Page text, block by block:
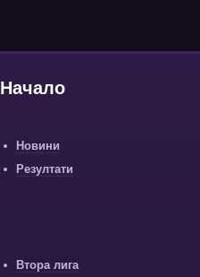
Начало
Новини
Резултати
Втора лига